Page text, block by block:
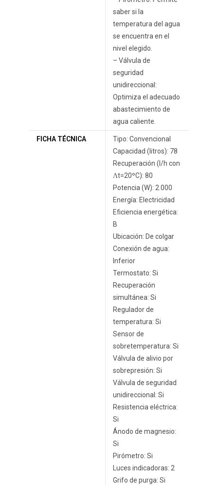
saber si la
temperatura del agua
se encuentra en el
nivel elegido.
– Válvula de
seguridad
unidireccional:
Optimiza el adecuado
abastecimiento de
agua caliente.
FICHA TÉCNICA
Tipo: Convencional
Capacidad (litros): 78
Recuperación (l/h con
Ʌt=20ºC): 80
Potencia (W): 2.000
Energía: Electricidad
Eficiencia energética:
B
Ubicación: De colgar
Conexión de agua:
Inferior
Termostato: Si
Recuperación
simultánea: Si
Regulador de
temperatura: Si
Sensor de
sobretemperatura: Si
Válvula de alivio por
sobrepresión: Si
Válvula de seguridad
unidireccional: Si
Resistencia eléctrica:
Si
Ánodo de magnesio:
Si
Pirómetro: Si
Luces indicadoras: 2
Grifo de purga: Si